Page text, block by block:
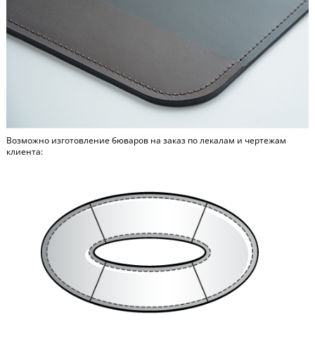
Возможно изготовление бюваров на заказ по лекалам и чертежам
клиента: